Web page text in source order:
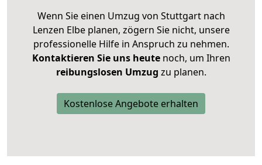
Wenn Sie einen Umzug von Stuttgart nach
Lenzen Elbe planen, zögern Sie nicht, unsere
professionelle Hilfe in Anspruch zu nehmen.
Kontaktieren Sie uns heutenoch, um Ihren
reibungslosen Umzug zu planen.
Kostenlose Angebote erhalten